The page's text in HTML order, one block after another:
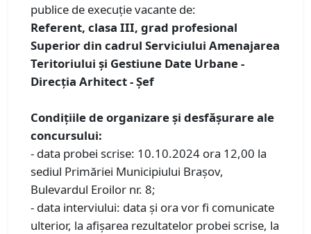
publice de execuție vacante de:
Referent, clasa III, grad profesional
Superior din cadrul Serviciului Amenajarea
Teritoriului și Gestiune Date Urbane -
Direcţia Arhitect - Șef
Condiţiile de organizare și desfăşurare ale
concursului:
- data probei scrise: 10.10.2024 ora 12,00 la
sediul Primăriei Municipiului Braşov,
Bulevardul Eroilor nr. 8;
- data interviului: data şi ora vor fi comunicate
ulterior, la afişarea rezultatelor probei scrise, la